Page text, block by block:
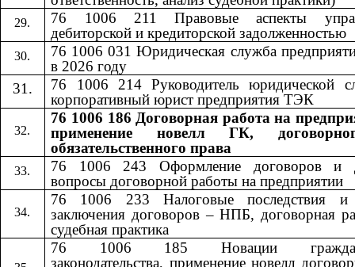
76 1006 211 Правовые аспекты
дебиторской и кредиторской задолженностью
76 1006 031 Юридическая служба
в 2026 году
76 1006 214 Руководитель юридической
корпоративный юрист предприятия ТЭК
76 1006 186 Договорная работа на
применение новелл ГК,
обязательственного права
76 1006 243
Оформление договоров и
вопросы договорной работы на предприятии
76 1006 233 Налоговые последствия и
заключения договоров – НПБ, договорная
судебная практика
76 1006 185 Новации
законодательства, применение новелл